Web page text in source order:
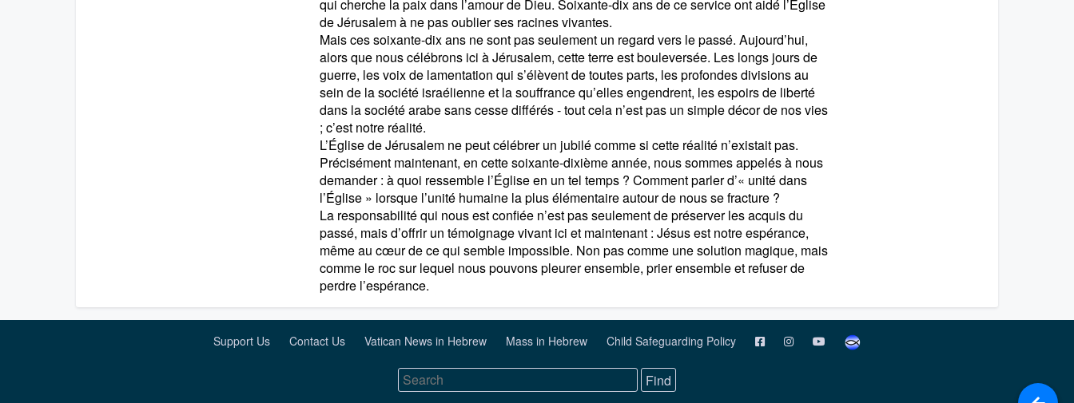
qui cherche la paix dans l’amour de Dieu. Soixante-dix ans de ce service ont aidé l’Église
de Jérusalem à ne pas oublier ses racines vivantes.
Mais ces soixante-dix ans ne sont pas seulement un regard vers le passé. Aujourd’hui,
alors que nous célébrons ici à Jérusalem, cette terre est bouleversée. Les longs jours de
guerre, les voix de lamentation qui s’élèvent de toutes parts, les profondes divisions au
sein de la société israélienne et la souffrance qu’elles engendrent, les espoirs de liberté
dans la société arabe sans cesse différés - tout cela n’est pas un simple décor de nos vies
; c’est notre réalité.
L’Église de Jérusalem ne peut célébrer un jubilé comme si cette réalité n’existait pas.
Précisément maintenant, en cette soixante-dixième année, nous sommes appelés à nous
demander : à quoi ressemble l’Église en un tel temps ? Comment parler d’« unité dans
l’Église » lorsque l’unité humaine la plus élémentaire autour de nous se fracture ?
La responsabilité qui nous est confiée n’est pas seulement de préserver les acquis du
passé, mais d’offrir un témoignage vivant ici et maintenant : Jésus est notre espérance,
même au cœur de ce qui semble impossible. Non pas comme une solution magique, mais
comme le roc sur lequel nous pouvons pleurer ensemble, prier ensemble et refuser de
perdre l’espérance.
Support Us Contact Us Vatican News in Hebrew Mass in Hebrew Child Safeguarding Policy